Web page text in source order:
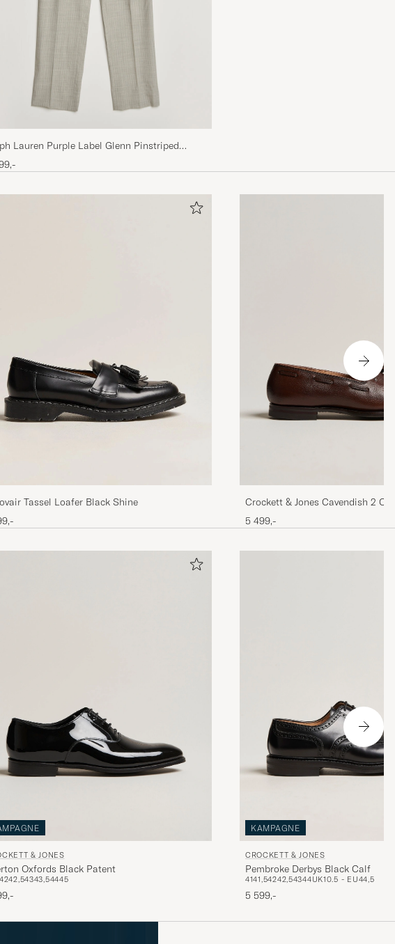
Lauren Purple Label Glenn Pinstriped
Wool Trousers Grey
Tassel Loafer Black Shine
Crockett & Jones Cavendish 2
Brown Grain
5 499,-
& JONES
Oxfords Black Patent
4242,54343,54445
KAMPAGNE
CROCKETT & JONES
Pembroke Derbys Black Calf
4141,54242,54344UK10.5 - EU44,5
5 599,-